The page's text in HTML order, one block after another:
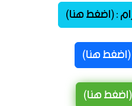
: (اضغط هنا)
(اضغط هنا)
هنا)